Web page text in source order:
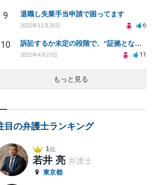
9 退職し失業手当申請で困ってます
2022年11月26日 6
10 訴訟するか未定の段階で、“証拠となり得る物の保管”を会社に応じてもらえる方法は在りますか?
2021年4月27日 11
もっと見る
目の弁護士ランキング
1位
若井 亮 弁護士
東京都